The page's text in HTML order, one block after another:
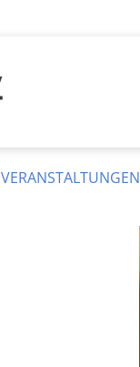
VERANSTALTUNGEN